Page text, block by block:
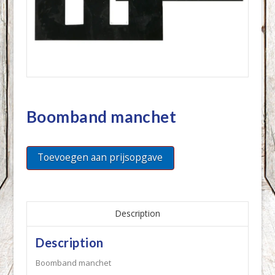
Boomband manchet
Toevoegen aan prijsopgave
Description
Description
Boomband manchet